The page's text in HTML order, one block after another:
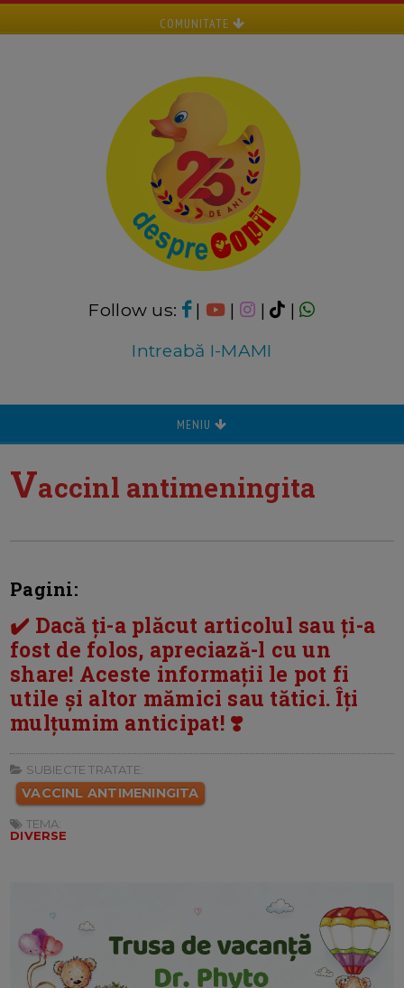
COMUNITATE
Follow us: | | |
|
Intreabă I-MAMI
MENIU
Vaccinl antimeningita
Pagini:
✔️ Dacă ți-a plăcut articolul sau ți-a
fost de folos, apreciază-l cu un
share! Aceste informații le pot fi
utile și altor mămici sau tătici. Îți
mulțumim anticipat! ❣️
SUBIECTE TRATATE:
VACCINL ANTIMENINGITA
TEMA:
DIVERSE